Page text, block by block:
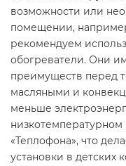
возможности или
помещении,
рекомендуем
обогреватели. Они
преимуществ перед
масляными и
меньше
«Теплофона», что
установки в детских